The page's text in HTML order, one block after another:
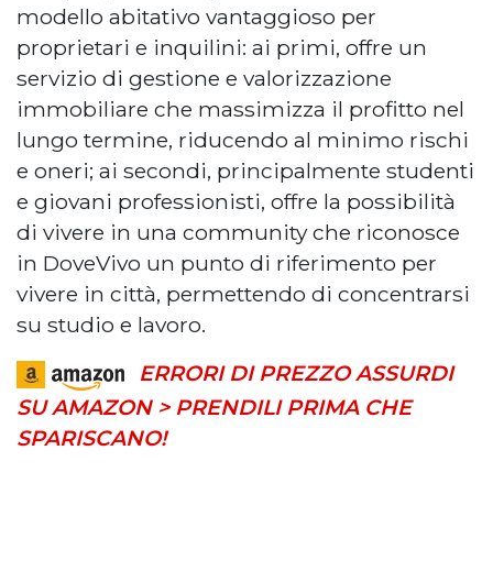
modello abitativo vantaggioso per
proprietari e inquilini: ai primi, offre un
servizio di gestione e valorizzazione
immobiliare che massimizza il profitto nel
lungo termine, riducendo al minimo rischi
e oneri; ai secondi, principalmente studenti
e giovani professionisti, offre la possibilità
di vivere in una community che riconosce
in DoveVivo un punto di riferimento per
vivere in città, permettendo di concentrarsi
su studio e lavoro.
ERRORI DI PREZZO ASSURDI
SU AMAZON > PRENDILI PRIMA CHE
SPARISCANO!